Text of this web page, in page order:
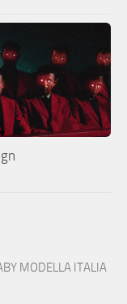
MODELLA ITALIA